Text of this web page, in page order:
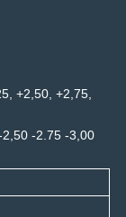
+2,50, +2,75,
-2.75 -3,00